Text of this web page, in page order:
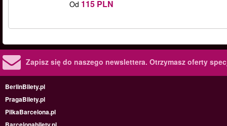
Od 115 PLN
Zapisz się do naszego newslettera. Otrzymasz oferty
BerlinBilety.pl
PragaBilety.pl
PilkaBarcelona.pl